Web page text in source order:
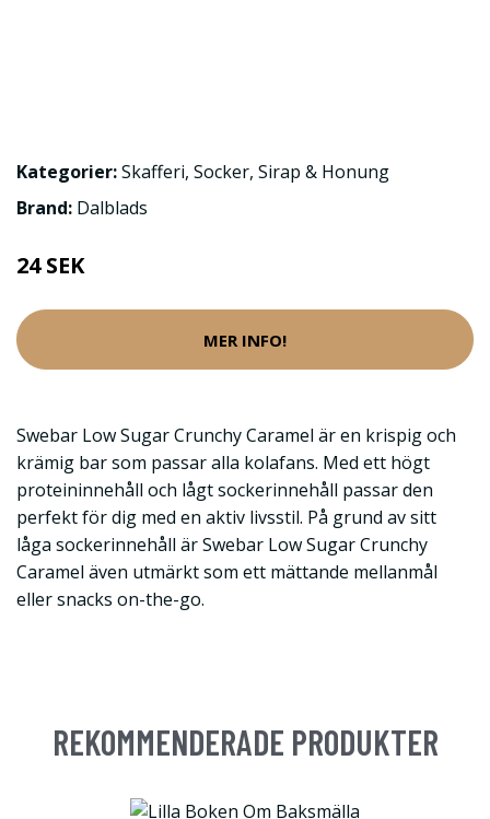
Kategorier:Skafferi, Socker, Sirap & Honung
Brand: Dalblads
24 SEK
MER INFO!
Swebar Low Sugar Crunchy Caramel är en krispig och
krämig bar som passar alla kolafans. Med ett högt
proteininnehåll och lågt sockerinnehåll passar den
perfekt för dig med en aktiv livsstil. På grund av sitt
låga sockerinnehåll är Swebar Low Sugar Crunchy
Caramel även utmärkt som ett mättande mellanmål
eller snacks on-the-go.
REKOMMENDERADE PRODUKTER